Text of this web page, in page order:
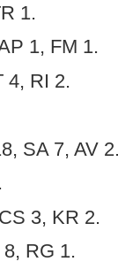
1.
1, FM 1.
4, RI 2.
SA 7, AV
3, KR 2.
RG 1.